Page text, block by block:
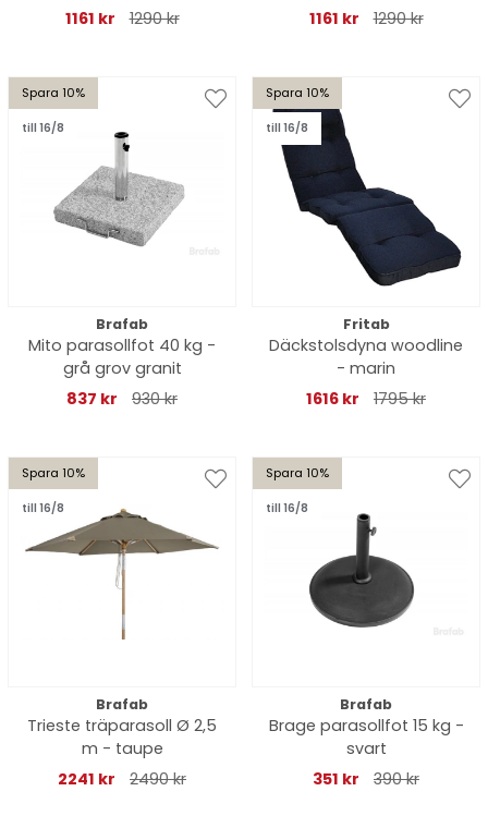
1161 kr
1290 kr
1161 kr
1290 kr
Spara 10%
till 16/8
Brafab
Mito parasollfot 40 kg -
grå grov granit
837 kr
930 kr
Spara 10%
till 16/8
Fritab
Däckstolsdyna woodline
- marin
1616 kr
1795 kr
Spara 10%
till 16/8
Brafab
Trieste träparasoll Ø 2,5
m - taupe
2241 kr
2490 kr
Spara 10%
till 16/8
Brafab
Brage parasollfot 15 kg -
svart
351 kr
390 kr